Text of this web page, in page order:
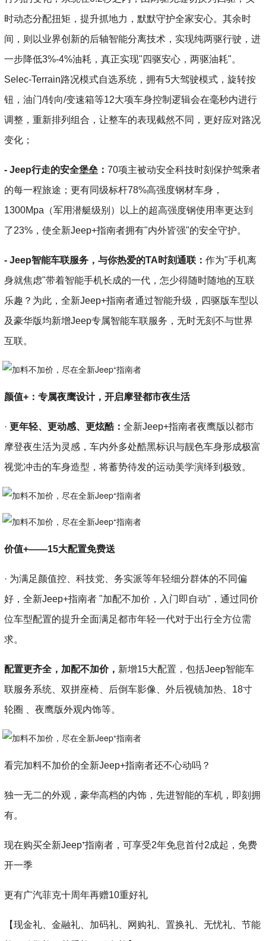
时动态分配扭矩，提升抓地力，默默守护全家安心。其余时
间，则以业界创新的后轴智能分离技术，实现纯两驱行驶，进
一步降低3%-4%油耗，真正实现"四驱安心，两驱油耗"。
Selec-Terrain路况模式自选系统，拥有5大驾驶模式，旋转按
钮，油门/转向/变速箱等12大项车身控制逻辑会在毫秒内进行
调整，重新排列组合，让整车的表现截然不同，更好应对路况
变化；
- Jeep行走的安全堡垒：70项主被动安全科技时刻保护驾乘者
的每一程旅途；更有同级标杆78%高强度钢材车身，
1300Mpa（军用潜艇级别）以上的超高强度钢使用率更达到
了23%，使全新Jeep+指南者拥有"内外皆强"的安全守护。
- Jeep智能车联服务，与你热爱的TA时刻通联：作为"手机离
身就焦虑"带着智能手机长成的一代，怎少得随时随地的互联
乐趣？为此，全新Jeep+指南者通过智能升级，四驱版车型以
及豪华版均新增Jeep专属智能车联服务，无时无刻不与世界
互联。
颜值+：专属夜鹰设计，开启摩登都市夜生活
·更年轻、更动感、更炫酷：全新Jeep+指南者夜鹰版以都市
摩登夜生活为灵感，车内外多处酷黑标识与靓色车身形成极富
视觉冲击的车身造型，将蓄势待发的运动美学演绎到极致。
价值+——15大配置免费送
· 为满足颜值控、科技党、务实派等年轻细分群体的不同偏
好，全新Jeep+指南者 "加配不加价，入门即自动"，通过同价
位车型配置的提升全面满足都市年轻一代对于出行全方位需
求。
配置更齐全，加配不加价， 新增15大配置，包括Jeep智能车
联服务系统、双拼座椅、后倒车影像、外后视镜加热、18寸
轮圈 、夜鹰版外观内饰等。
看完加料不加价的全新Jeep+指南者还不心动吗？
独一无二的外观，豪华高档的内饰，先进智能的车机，即刻拥
有。
现在购买全新Jeep⁺指南者，可享受2年免息首付2成起，免费
开一季
更有广汽菲克十周年再赠10重好礼
【现金礼、金融礼、加码礼、网购礼、置换礼、无忧礼、节能